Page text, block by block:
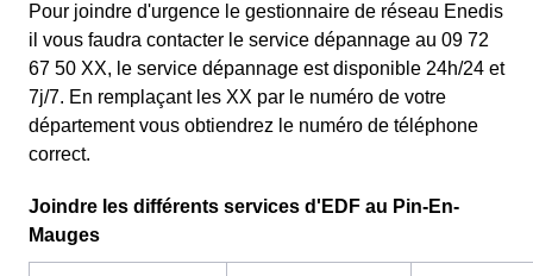
Pour joindre d'urgence le gestionnaire de réseau Enedis
il vous faudra contacter le service dépannage au 09 72
67 50 XX, le service dépannage est disponible 24h/24 et
7j/7. En remplaçant les XX par le numéro de votre
département vous obtiendrez le numéro de téléphone
correct.
Joindre les différents services d'EDF au Pin-En-
Mauges